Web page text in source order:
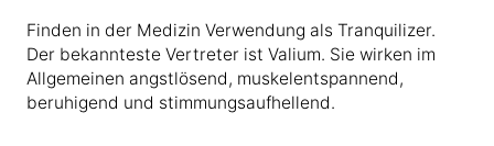
Finden in der Medizin Verwendung als Tranquilizer.
Der bekannteste Vertreter ist Valium. Sie wirken im
Allgemeinen angstlösend, muskelentspannend,
beruhigend und stimmungsaufhellend.